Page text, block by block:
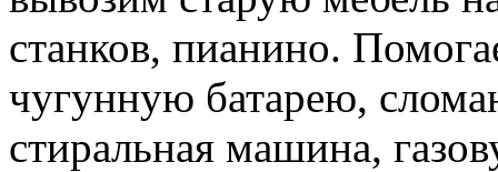
станков, пианино.
чугунную батарею,
стиральная машина,